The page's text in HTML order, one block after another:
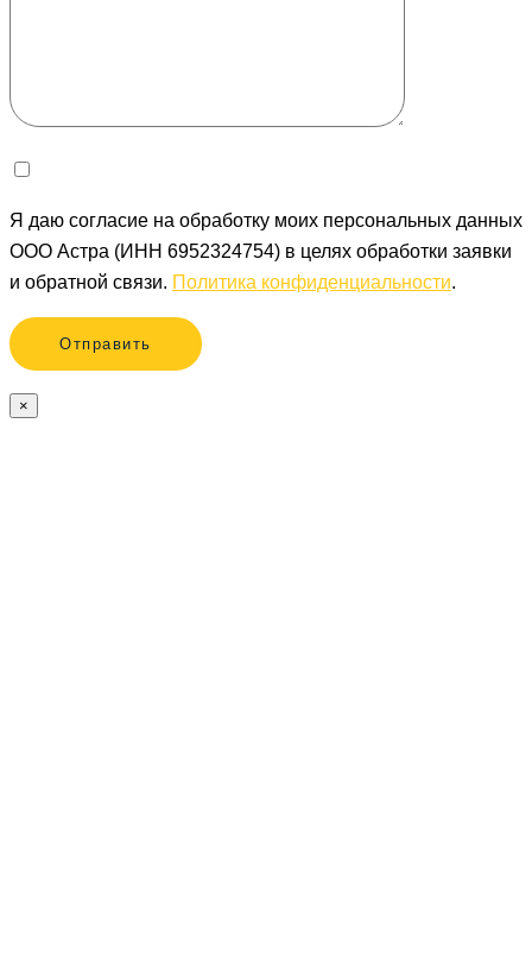
Я даю согласие на обработку моих персональных данных
ООО Астра (ИНН 6952324754) в целях обработки заявки
и обратной связи. Политика конфиденциальности.
×